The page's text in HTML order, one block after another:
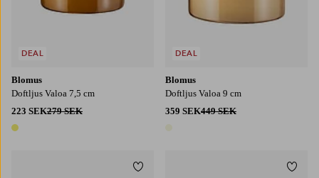
Blomus
Doftljus Valoa 7,5 cm
223 SEK279 SEK
1 färg
DEAL
Blomus
Doftljus Valoa 9 cm
359 SEK449 SEK
DEAL
Lägg till i favoriter